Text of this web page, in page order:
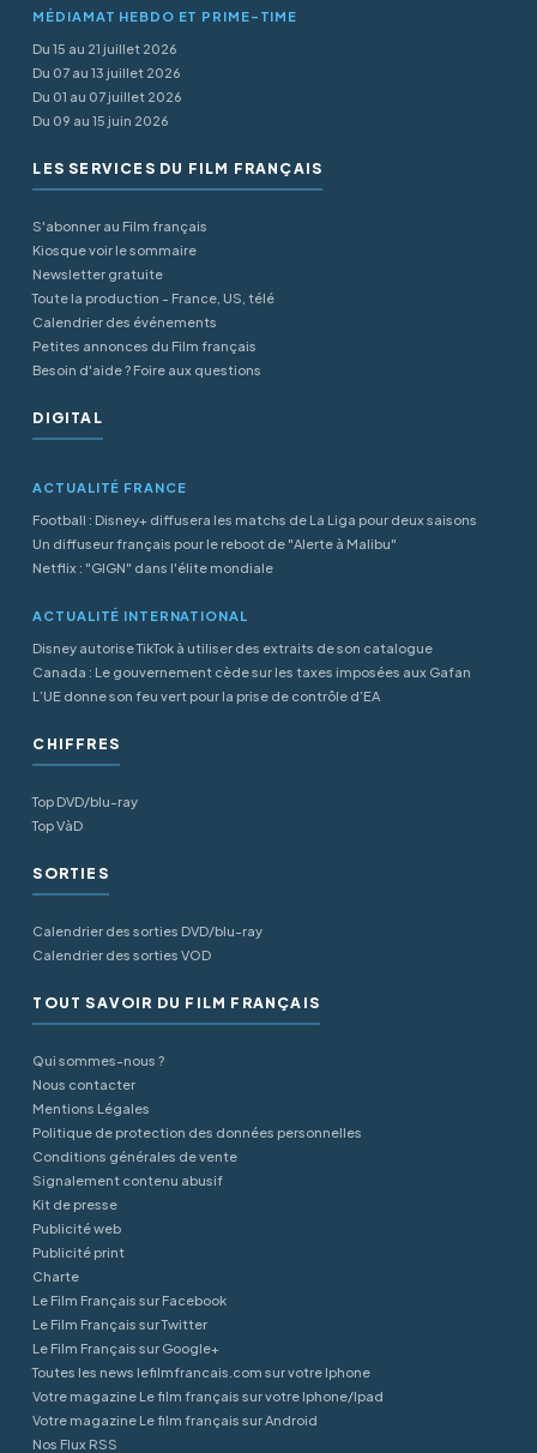
MÉDIAMAT HEBDO ET PRIME-TIME
Du 15 au 21 juillet 2026
Du 07 au 13 juillet 2026
Du 01 au 07 juillet 2026
Du 09 au 15 juin 2026
LES SERVICES DU FILM FRANÇAIS
S'abonner au Film français
Kiosque voir le sommaire
Newsletter gratuite
Toute la production - France, US, télé
Calendrier des événements
Petites annonces du Film français
Besoin d'aide ? Foire aux questions
DIGITAL
ACTUALITÉ FRANCE
Football : Disney+ diffusera les matchs de La Liga pour deux saisons
Un diffuseur français pour le reboot de "Alerte à Malibu"
Netflix : "GIGN" dans l'élite mondiale
ACTUALITÉ INTERNATIONAL
Disney autorise TikTok à utiliser des extraits de son catalogue
Canada : Le gouvernement cède sur les taxes imposées aux Gafan
L’UE donne son feu vert pour la prise de contrôle d’EA
CHIFFRES
Top DVD/blu-ray
Top VàD
SORTIES
Calendrier des sorties DVD/blu-ray
Calendrier des sorties VOD
TOUT SAVOIR DU FILM FRANÇAIS
Qui sommes-nous ?
Nous contacter
Mentions Légales
Politique de protection des données personnelles
Conditions générales de vente
Signalement contenu abusif
Kit de presse
Publicité web
Publicité print
Charte
Le Film Français sur Facebook
Le Film Français sur Twitter
Le Film Français sur Google+
Toutes les news lefilmfrancais.com sur votre Iphone
Votre magazine Le film français sur votre Iphone/Ipad
Votre magazine Le film français sur Android
Nos Flux RSS